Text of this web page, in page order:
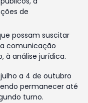
de
possam suscitar
comunicação
à análise jurídica.
a 4 de outubro
permanecer até
turno.